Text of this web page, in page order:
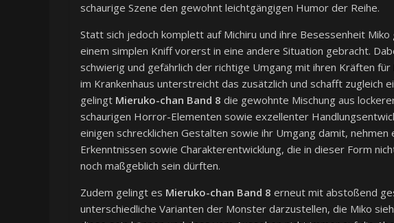
schaurige Szene den gewohnt leichtgängigen Humor der Reihe.
Statt sich jedoch komplett auf Michiru und ihre Besessenheit
einem simplen Kniff vorerst in eine andere Situation gebracht.
schwierig und gefährlich der richtige Umgang mit ihren Kräften
im Krankenhaus unterstreicht das zusätzlich und schafft zugleich
gelingt Mieruko-chan Band 8 die gewohnte Mischung aus
schaurigen Horror-Elementen sowie exzellenter
einigen schrecklichen Gestalten sowie ihr Umgang damit,
Erkenntnissen sowie Charakterentwicklung, die in dieser Form
noch maßgeblich sein dürften.
Zudem gelingt es Mieruko-chan Band 8 erneut mit abstoßend
unterschiedliche Varianten der Monster darzustellen, die Miko